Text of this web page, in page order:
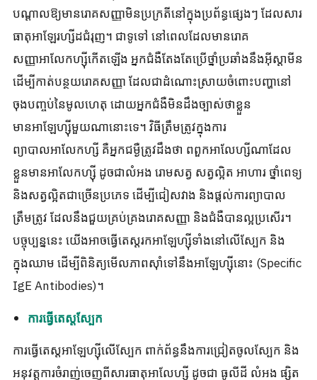
បណ្តាលឱ្យមានរោគសញ្ញាមិនប្រក្រតីនៅក្នុងប្រព័ន្ធផ្សេងៗ ដែលសារ
ធាតុអាឡែរហ្សីដជំរុញ។ ជាទូទៅ នៅពេលដែលមានរោគ
សញ្ញាអាលែកហ្ស៊ីកើតឡើង អ្នកជំងឺតែងតែប្រើថ្នាំប្រឆាំងនឹងអ៊ីស្តាមីន
ដើម្បីកាត់បន្ថយរោគសញ្ញា ដែលជាដំណោះស្រាយចំពោះបញ្ហានៅ
ចុងបញ្ចប់នៃមូលហេតុ ដោយអ្នកជំងឺមិនដឹងច្បាស់ថាខ្លួន
មានអាឡែហ្ស៊ីមួយណានោះទេ។ វិធីត្រឹមត្រូវក្នុងការ
ព្យាបាលអាលែកហ្សី គឺអ្នកជម្ងឺត្រូវដឹងថា ពពួកអាលែហ្សីណាដែល
ខ្លួនមានអាលែកហ្ស៊ី ដូចជាលំអង រោមសត្វ សត្វល្អិត អាហារ ថ្នាំពេទ្យ
និងសត្វល្អិតជាច្រើនប្រភេទ ដើម្បីជៀសវាង និងផ្តល់ការព្យាបាល
ត្រឹមត្រូវ ដែលនឹងជួយគ្រប់គ្រងរោគសញ្ញា និងជំងឺបានល្អប្រសើរ។
បច្ចុប្បន្ននេះ យើងអាចធ្វើតេស្តរកអាឡែហ្ស៊ីទាំងនៅលើស្បែក និង
ក្នុងឈាម ដើម្បីពិនិត្យមើលភាពស៊ាំទៅនឹងអាឡែហ្ស៊ីនោះ (Specific
IgE Antibodies)។
ការធ្វើតេស្តស្បែក
ការធ្វើតេស្តអាឡែហ្ស៊ីលើស្បែក ពាក់ព័ន្ធនឹងការជ្រៀតចូលស្បែក និង
អនុវត្តការចំរាញ់ចេញពីសារធាតុអាលែហ្សី ដូចជា ធូលីដី លំអង ផ្សិត